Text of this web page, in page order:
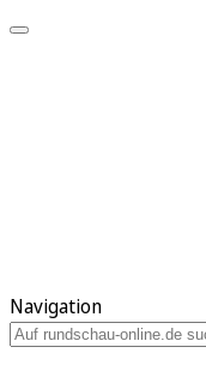
Navigation